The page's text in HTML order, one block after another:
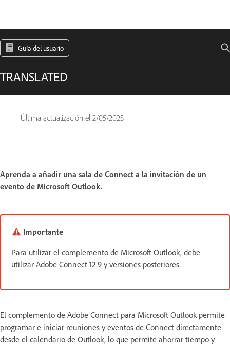
Guía del usuario
TRANSLATED
Última actualización el 2/05/2025
Aprenda a añadir una sala de Connect a la invitación de un
evento de Microsoft Outlook.
Importante
Para utilizar el complemento de Microsoft Outlook, debe
utilizar Adobe Connect 12.9 y versiones posteriores.
El complemento de Adobe Connect para Microsoft Outlook permite
programar e iniciar reuniones y eventos de Connect directamente
desde el calendario de Outlook, lo que permite ahorrar tiempo y